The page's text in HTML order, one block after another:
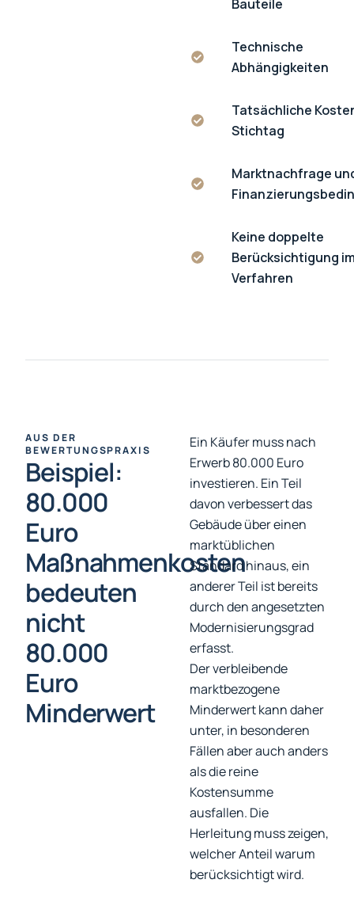
Bauteile
Technische
Abhängigkeiten
Tatsächliche
Stichtag
Marktnachfrage
Keine doppelte
Berücksichtigung
Verfahren
AUS DER
BEWERTUNGSPRAXIS
Beispiel:
80.000
Euro
Maßnahmenkosten
bedeuten
nicht
80.000
Euro
Minderwert
Ein Käufer muss nach
Erwerb 80.000 Euro
investieren. Ein Teil
davon verbessert das
Gebäude über einen
marktüblichen
Standard hinaus, ein
anderer Teil ist bereits
durch den angesetzten
Modernisierungsgrad
erfasst.
Der verbleibende
marktbezogene
Minderwert kann daher
unter, in besonderen
Fällen aber auch anders
als die reine
Kostensumme
ausfallen. Die
Herleitung muss zeigen,
welcher Anteil warum
berücksichtigt wird.